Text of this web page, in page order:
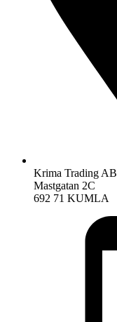
Krima Trading AB
Mastgatan 2C
692 71 KUMLA